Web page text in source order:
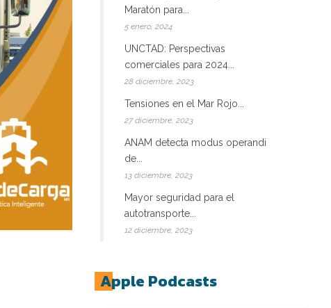
Maratón para...
5 enero, 2024
UNCTAD: Perspectivas
comerciales para 2024...
28 diciembre, 2023
Tensiones en el Mar Rojo...
27 diciembre, 2023
ANAM detecta modus operandi
de...
13 diciembre, 2023
Mayor seguridad para el
autotransporte...
12 diciembre, 2023
Apple Podcasts